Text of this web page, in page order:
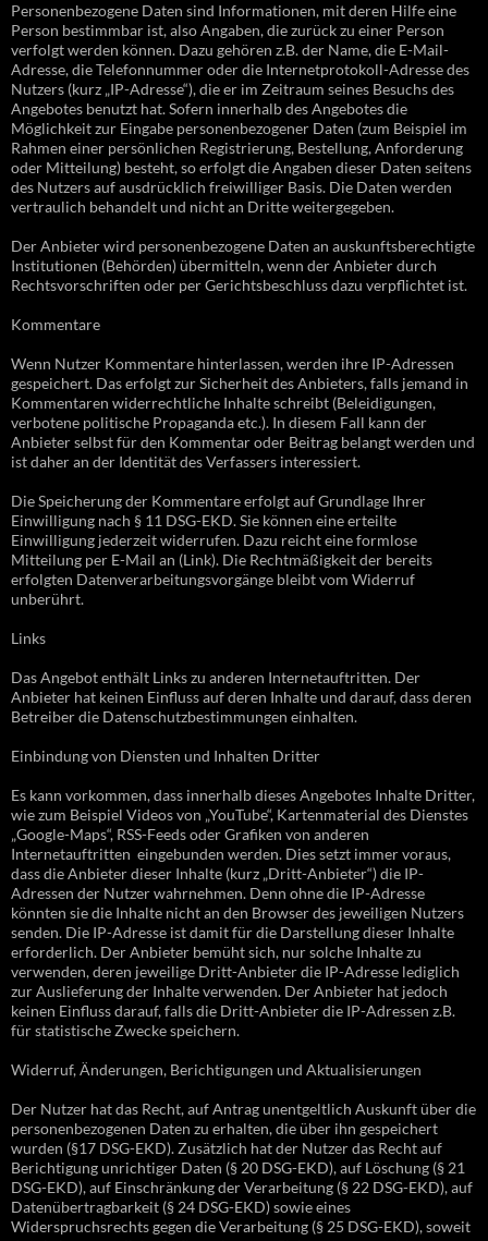
Personenbezogene Daten sind Informationen, mit deren Hilfe eine
Person bestimmbar ist, also Angaben, die zurück zu einer Person
verfolgt werden können. Dazu gehören z.B. der Name, die E-Mail-
Adresse, die Telefonnummer oder die Internetprotokoll-Adresse des
Nutzers (kurz „IP-Adresse“), die er im Zeitraum seines Besuchs des
Angebotes benutzt hat. Sofern innerhalb des Angebotes die
Möglichkeit zur Eingabe personenbezogener Daten (zum Beispiel im
Rahmen einer persönlichen Registrierung, Bestellung, Anforderung
oder Mitteilung) besteht, so erfolgt die Angaben dieser Daten seitens
des Nutzers auf ausdrücklich freiwilliger Basis. Die Daten werden
vertraulich behandelt und nicht an Dritte weitergegeben.
Der Anbieter wird personenbezogene Daten an auskunftsberechtigte
Institutionen (Behörden) übermitteln, wenn der Anbieter durch
Rechtsvorschriften oder per Gerichtsbeschluss dazu verpflichtet ist.
Kommentare
Wenn Nutzer Kommentare hinterlassen, werden ihre IP-Adressen
gespeichert. Das erfolgt zur Sicherheit des Anbieters, falls jemand in
Kommentaren widerrechtliche Inhalte schreibt (Beleidigungen,
verbotene politische Propaganda etc.). In diesem Fall kann der
Anbieter selbst für den Kommentar oder Beitrag belangt werden und
ist daher an der Identität des Verfassers interessiert.
Die Speicherung der Kommentare erfolgt auf Grundlage Ihrer
Einwilligung nach § 11 DSG-EKD. Sie können eine erteilte
Einwilligung jederzeit widerrufen. Dazu reicht eine formlose
Mitteilung per E-Mail an (Link). Die Rechtmäßigkeit der bereits
erfolgten Datenverarbeitungsvorgänge bleibt vom Widerruf
unberührt.
Links
Das Angebot enthält Links zu anderen Internetauftritten. Der
Anbieter hat keinen Einfluss auf deren Inhalte und darauf, dass deren
Betreiber die Datenschutzbestimmungen einhalten.
Einbindung von Diensten und Inhalten Dritter
Es kann vorkommen, dass innerhalb dieses Angebotes Inhalte Dritter,
wie zum Beispiel Videos von „YouTube“, Kartenmaterial des Dienstes
„Google-Maps“, RSS-Feeds oder Grafiken von anderen
Internetauftritten eingebunden werden. Dies setzt immer voraus,
dass die Anbieter dieser Inhalte (kurz „Dritt-Anbieter“) die IP-
Adressen der Nutzer wahrnehmen. Denn ohne die IP-Adresse
könnten sie die Inhalte nicht an den Browser des jeweiligen Nutzers
senden. Die IP-Adresse ist damit für die Darstellung dieser Inhalte
erforderlich. Der Anbieter bemüht sich, nur solche Inhalte zu
verwenden, deren jeweilige Dritt-Anbieter die IP-Adresse lediglich
zur Auslieferung der Inhalte verwenden. Der Anbieter hat jedoch
keinen Einfluss darauf, falls die Dritt-Anbieter die IP-Adressen z.B.
für statistische Zwecke speichern.
Widerruf, Änderungen, Berichtigungen und Aktualisierungen
Der Nutzer hat das Recht, auf Antrag unentgeltlich Auskunft über die
personenbezogenen Daten zu erhalten, die über ihn gespeichert
wurden (§17 DSG-EKD). Zusätzlich hat der Nutzer das Recht auf
Berichtigung unrichtiger Daten (§ 20 DSG-EKD), auf Löschung (§ 21
DSG-EKD), auf Einschränkung der Verarbeitung (§ 22 DSG-EKD), auf
Datenübertragbarkeit (§ 24 DSG-EKD) sowie eines
Widerspruchsrechts gegen die Verarbeitung (§ 25 DSG-EKD), soweit